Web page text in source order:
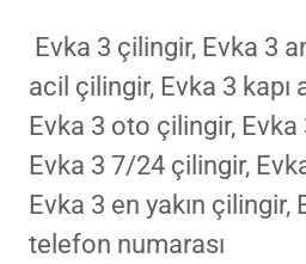
Evka 3 çilingir, Evka 3
acil çilingir, Evka 3 kapı
Evka 3 oto çilingir,
Evka 3 7/24 çilingir,
Evka 3 en yakın çilingir,
telefon numarası